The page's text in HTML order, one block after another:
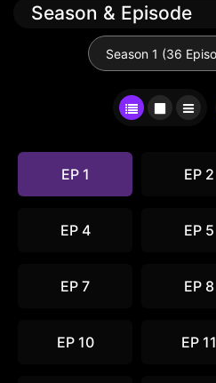
Season & Episode
EP 1 EP 2
EP 4 EP 5
EP 7 EP 8
EP 10 EP 11